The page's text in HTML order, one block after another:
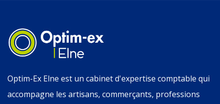
Optim-Ex Elne est un cabinet d'expertise comptable qui
accompagne les artisans, commerçants, professions